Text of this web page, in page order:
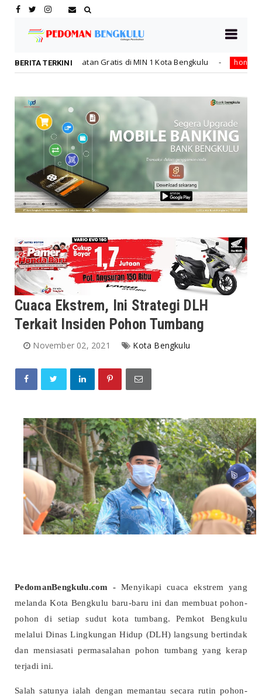
BERITA TERKINI
Gratis di MIN 1 Kota Bengkulu honda Lebih Pasti dengan
Cuaca Ekstrem, Ini Strategi DLH
Terkait Insiden Pohon Tumbang
November 02, 2021 Kota Bengkulu
PedomanBengkulu.com - Menyikapi cuaca ekstrem yang
melanda Kota Bengkulu baru-baru ini dan membuat pohon-
pohon di setiap sudut kota tumbang. Pemkot Bengkulu
melalui Dinas Lingkungan Hidup (DLH) langsung bertindak
dan mensiasati permasalahan pohon tumbang yang kerap
terjadi ini.
Salah satunya ialah dengan memantau secara rutin pohon-